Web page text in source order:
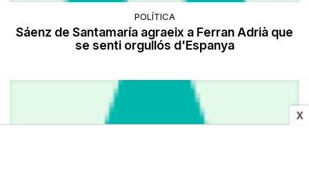
X
POLÍTICA
Sáenz de Santamaría agraeix a Ferran Adrià que
se senti orgullós d'Espanya